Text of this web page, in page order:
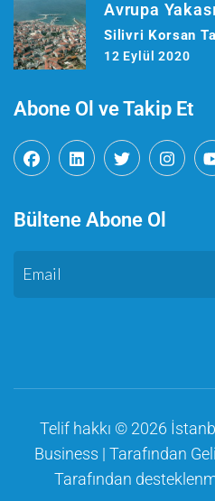
Avrupa
Silivri Korsan
12 Eylül 2020
Abone Ol ve Takip Et
Bültene Abone Ol
Telif hakkı © 2026
Business | Tarafından
Tarafından